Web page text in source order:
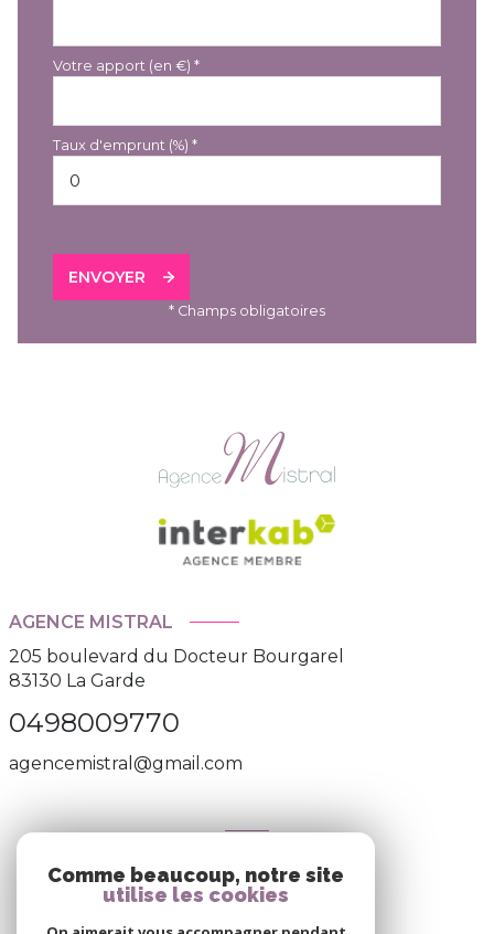
Votre apport (en €) *
Taux d'emprunt (%) *
ENVOYER
* Champs obligatoires
AGENCE MISTRAL
205 boulevard du Docteur Bourgarel
83130 La Garde
0498009770
agencemistral@gmail.com
Nous suivre
Comme beaucoup, notre site
utilise les cookies